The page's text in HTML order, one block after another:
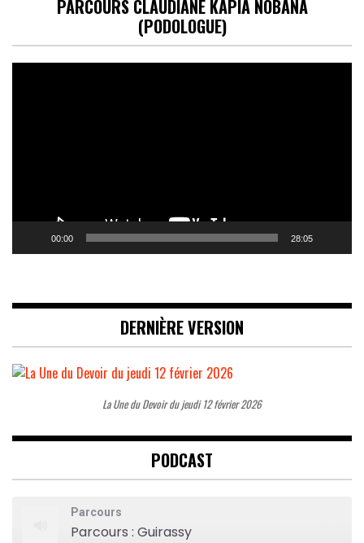
PARCOURS CLAUDIANE KAPIA NOBANA
(PODOLOGUE)
00:00 28:05
DERNIÈRE VERSION
La Une du Devoir du jeudi 12 février 2026
PODCAST
Parcours
Parcours : Guirassy